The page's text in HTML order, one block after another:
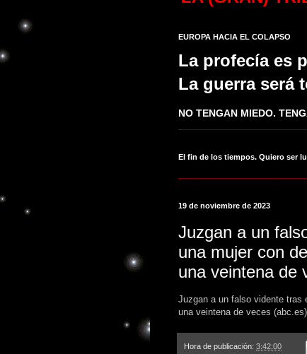
EUROPA HACIA EL COLAPSO
La profecía es
La guerra será
NO TENGAN MIEDO.
El fin de los tiempos. Quiero ser
19 de noviembre de 2023
Juzgan a un
una mujer con
una veintena de
Juzgan a un falso vidente tras
una veintena de veces (abc.es)
Hora de publicación: 3:42:00